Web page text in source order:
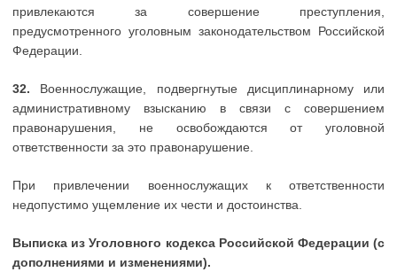
привлекаются за совершение преступления,
предусмотренного уголовным законодательством Российской
Федерации.
32. Военнослужащие, подвергнутые дисциплинарному или
административному взысканию в связи с совершением
правонарушения, не освобождаются от уголовной
ответственности за это правонарушение.
При привлечении военнослужащих к ответственности
недопустимо ущемление их чести и достоинства.
Выписка из Уголовного кодекса Российской Федерации (с
дополнениями и изменениями).